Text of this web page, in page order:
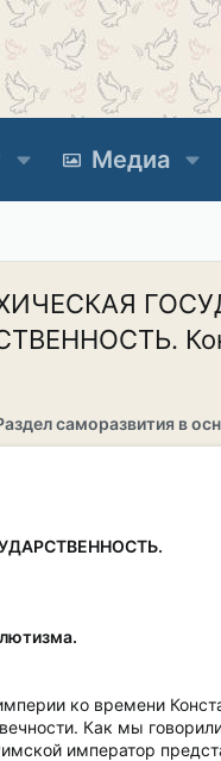
Медиа
ко времени
Как мы
император